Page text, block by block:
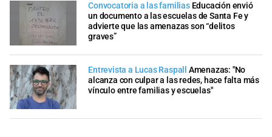
Convocatoria a las familias Educación envió
un documento a las escuelas de Santa Fe y
advierte que las amenazas son “delitos
graves”
Entrevista a Lucas Raspall
Amenazas: "No
alcanza con culpar a las redes, hace falta más
vínculo entre familias y escuelas"